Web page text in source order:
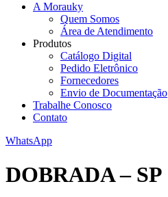
A Morauky
Quem Somos
Área de Atendimento
Produtos
Catálogo Digital
Pedido Eletrônico
Fornecedores
Envio de Documentação
Trabalhe Conosco
Contato
WhatsApp
DOBRADA – SP